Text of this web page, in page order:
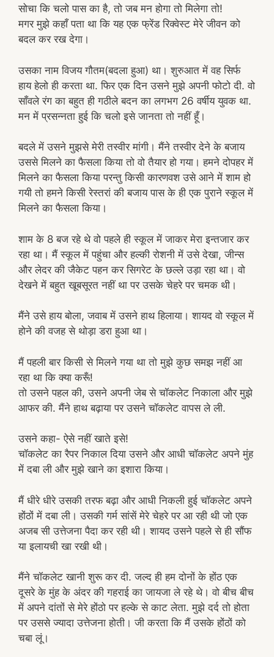
सोचा कि चलो पास का है, तो जब मन होगा तो मिलेगा तो!
मगर मुझे कहाँ पता था कि यह एक फ्रेंड रिक्वेस्ट मेरे जीवन को
बदल कर रख देगा।
उसका नाम विजय गौतम(बदला हुआ) था। शुरुआत में वह सिर्फ
हाय हेलो ही करता था. फिर एक दिन उसने मुझे अपनी फोटो दी. वो
साँवले रंग का बहुत ही गठीले बदन का लगभग 26 वर्षीय युवक था.
मन में प्रसन्नता हुई कि चलो इसे जानता तो नहीं हूँ।
बदले में उसने मुझसे मेरी तस्वीर मांगी। मैंने तस्वीर देने के बजाय
उससे मिलने का फैसला किया तो वो तैयार हो गया। हमने दोपहर में
मिलने का फैसला किया परन्तु किसी कारणवश उसे आने में शाम हो
गयी तो हमने किसी रेस्तरां की बजाय पास के ही एक पुराने स्कूल में
मिलने का फैसला किया।
शाम के 8 बज रहे थे वो पहले ही स्कूल में जाकर मेरा इन्तजार कर
रहा था। मैं स्कूल में पहुंचा और हल्की रोशनी में उसे देखा, जीन्स
और लेदर की जैकेट पहन कर सिगरेट के छल्ले उड़ा रहा था। वो
देखने में बहुत खूबसूरत नहीं था पर उसके चेहरे पर चमक थी।
मैंने उसे हाय बोला, जवाब में उसने हाथ हिलाया। शायद वो स्कूल में
होने की वजह से थोड़ा डरा हुआ था।
मैं पहली बार किसी से मिलने गया था तो मुझे कुछ समझ नहीं आ
रहा था कि क्या करूँ!
तो उसने पहल की, उसने अपनी जेब से चॉकलेट निकाला और मुझे
आफर की. मैंने हाथ बढ़ाया पर उसने चॉकलेट वापस ले ली.
उसने कहा- ऐसे नहीं खाते इसे!
चॉकलेट का रैपर निकाल दिया उसने और आधी चॉकलेट अपने मुंह
में दबा ली और मुझे खाने का इशारा किया।
मैं धीरे धीरे उसकी तरफ बढ़ा और आधी निकली हुई चॉकलेट अपने
होंठों में दबा ली। उसकी गर्म सांसें मेरे चेहरे पर आ रही थी जो एक
अजब सी उत्तेजना पैदा कर रही थी। शायद उसने पहले से ही सौंफ
या इलायची खा रखी थी।
मैंने चॉकलेट खानी शुरू कर दी. जल्द ही हम दोनों के होंठ एक
दूसरे के मुंह के अंदर की गहराई का जायजा ले रहे थे। वो बीच बीच
में अपने दांतों से मेरे होंठो पर हल्के से काट लेता. मुझे दर्द तो होता
पर उससे ज्यादा उत्तेजना होती। जी करता कि मैं उसके होंठों को
चबा लूं।